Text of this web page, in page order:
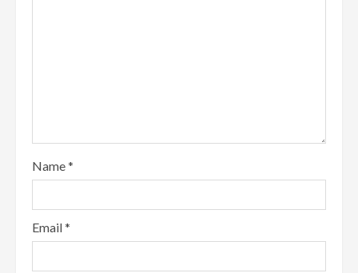
Name*
Email*